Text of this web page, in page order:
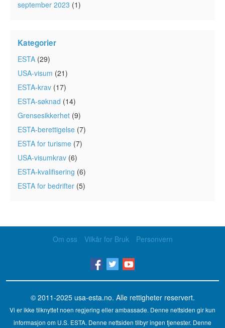
september 2023 (1)
Kategorier
ESTA (29)
USA-visum (21)
ESTA-krav (17)
ESTA-søknad (14)
Grensesikkerhet (9)
ESTA-berettigelse (7)
ESTA for turisme (7)
USA-visumkrav (6)
ESTA-kvalifisering (6)
ESTA for bedrifter (5)
Om oss Vilkår for Bruk Personvern
© 2011-2025 usa-esta.no. Alle rettigheter reservert.
Vi er ikke tilknyttet noen regjering eller ambassade. Denne nettsiden gir kun
informasjon om U.S. ESTA. Denne nettsiden tilbyr ingen tjenester. Denne